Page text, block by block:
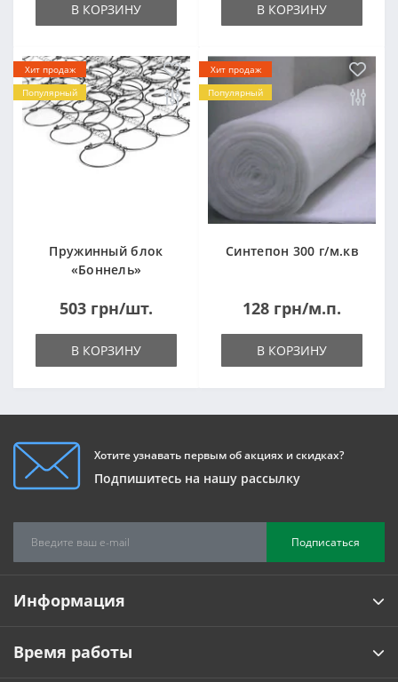
В КОРЗИНУ В КОРЗИНУ
Хит продаж
Популярный
Пружинный блок
«Боннель»
503 грн/шт.
В КОРЗИНУ
Хит продаж
Популярный
Синтепон 300 г/м.кв
128 грн/м.п.
В КОРЗИНУ
Хотите узнавать первым об акциях и скидках?
Подпишитесь на нашу рассылку
Подписаться
Информация
Время работы